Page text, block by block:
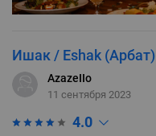
Ишак / Eshak (Арбат)
AzazeIIo
11 сентября 2023
4.0